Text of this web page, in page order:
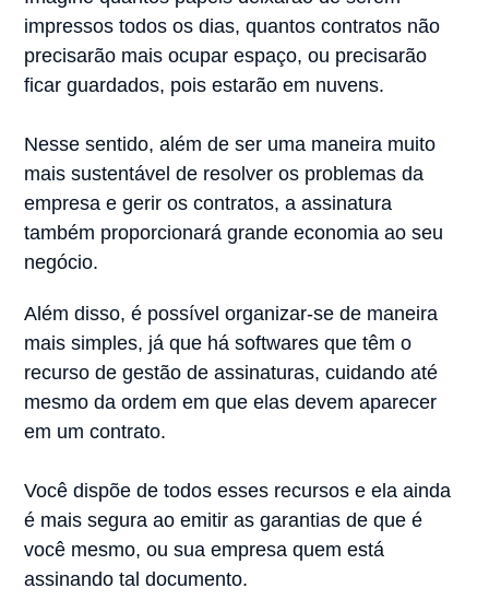
impressos todos os dias, quantos contratos não
precisarão mais ocupar espaço, ou precisarão
ficar guardados, pois estarão em nuvens.
Nesse sentido, além de ser uma maneira muito
mais sustentável de resolver os problemas da
empresa e gerir os contratos, a assinatura
também proporcionará grande economia ao seu
negócio.
Além disso, é possível organizar-se de maneira
mais simples, já que há softwares que têm o
recurso de gestão de assinaturas, cuidando até
mesmo da ordem em que elas devem aparecer
em um contrato.
Você dispõe de todos esses recursos e ela ainda
é mais segura ao emitir as garantias de que é
você mesmo, ou sua empresa quem está
assinando tal documento.